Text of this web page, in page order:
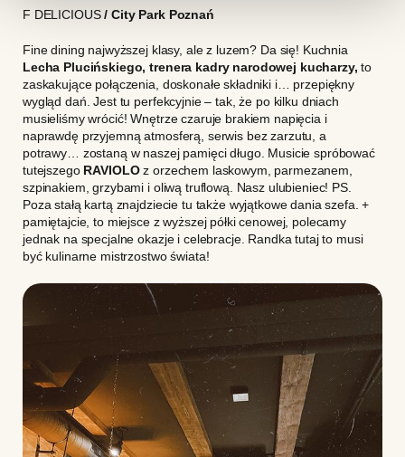
F DELICIOUS/ City Park Poznań
Fine dining najwyższej klasy, ale z luzem? Da się! Kuchnia
Lecha Plucińskiego, trenera kadry narodowej kucharzy, to
zaskakujące połączenia, doskonałe składniki i… przepiękny
wygląd dań. Jest tu perfekcyjnie – tak, że po kilku dniach
musieliśmy wrócić! Wnętrze czaruje brakiem napięcia i
naprawdę przyjemną atmosferą, serwis bez zarzutu, a
potrawy… zostaną w naszej pamięci długo. Musicie spróbować
tutejszego RAVIOLOz orzechem laskowym, parmezanem,
szpinakiem, grzybami i oliwą truflową. Nasz ulubieniec! PS.
Poza stałą kartą znajdziecie tu także wyjątkowe dania szefa. +
pamiętajcie, to miejsce z wyższej półki cenowej, polecamy
jednak na specjalne okazje i celebracje. Randka tutaj to musi
być kulinarne mistrzostwo świata!